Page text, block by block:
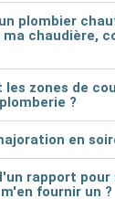
plombier
ma chaudière,
les zones de
?
en
rapport pour
fournir un ?